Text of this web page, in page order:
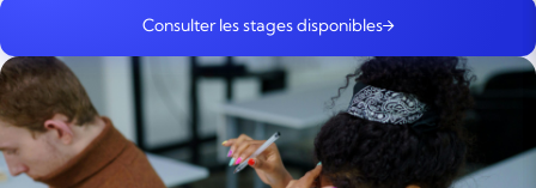
Consulter les stages disponibles